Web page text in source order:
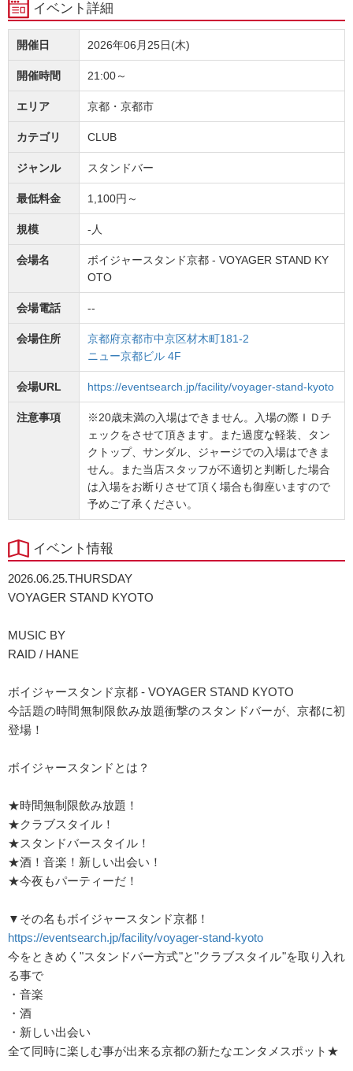
イベント詳細
開催日 2026年06月25日(木)
開催時間 21:00～
エリア 京都・京都市
カテゴリ CLUB
ジャンル スタンドバー
最低料金 1,100円～
規模 -人
会場名
ボイジャースタンド京都 - VOYAGER STAND KY
OTO
会場電話 --
会場住所
京都府京都市中京区材木町181-2
ニュー京都ビル 4F
会場URL https://eventsearch.jp/facility/voyager-stand-kyoto
注意事項
※20歳未満の入場はできません。入場の際ＩＤチ
ェックをさせて頂きます。また過度な軽装、タン
クトップ、サンダル、ジャージでの入場はできま
せん。また当店スタッフが不適切と判断した場合
は入場をお断りさせて頂く場合も御座いますので
予めご了承ください。
イベント情報
2026.06.25.THURSDAY
VOYAGER STAND KYOTO
MUSIC BY
RAID / HANE
ボイジャースタンド京都 - VOYAGER STAND KYOTO
今話題の時間無制限飲み放題衝撃のスタンドバーが、京都に初
登場！
ボイジャースタンドとは？
★時間無制限飲み放題！
★クラブスタイル！
★スタンドバースタイル！
★酒！音楽！新しい出会い！
★今夜もパーティーだ！
▼その名もボイジャースタンド京都！
https://eventsearch.jp/facility/voyager-stand-kyoto
今をときめく"スタンドバー方式"と"クラブスタイル"を取り入れ
る事で
・音楽
・酒
・新しい出会い
全て同時に楽しむ事が出来る京都の新たなエンタメスポット★